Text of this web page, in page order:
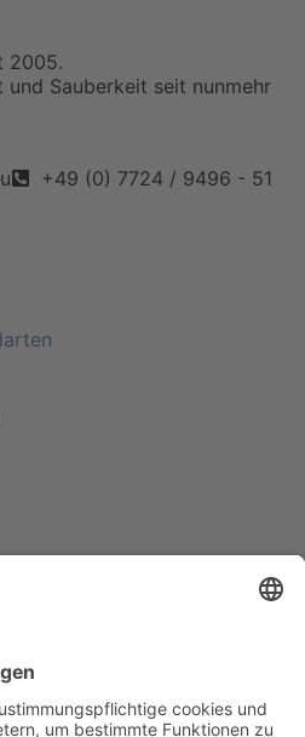
2005.
Sauberkeit seit nunmehr
+49 (0) 7724 / 9496 - 51